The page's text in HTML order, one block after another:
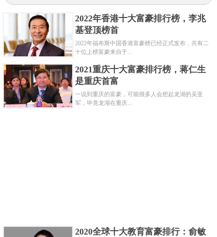
朝代：清朝
和珅，我们在《铁齿铜牙纪晓岚》里了解了和
珅，他是皇帝身边的一位宠臣，深的皇帝的信任，但
是他也是一个贪官，在他被抄家之后，发现他的家里
十几亿的白银。
2022年香港十大富豪排行榜，李兆
基登顶榜首
2022年福布斯中国香港富豪榜已经正式发布，共有二
十位上榜富豪来自于...
2021重庆十大富豪排行榜，蒋仁生
是重庆首富
一说到重庆的富豪，可能很多人会想起龙湖的吴亚
军，毕竟龙湖在重庆...
2020全球十大教育富豪排行：俞敏